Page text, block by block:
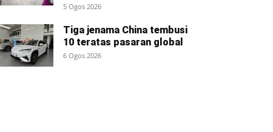
5 Ogos 2026
Tiga jenama China tembusi
10 teratas pasaran global
6 Ogos 2026